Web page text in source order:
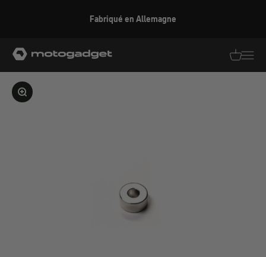
Fabriqué en Allemagne
motogadget GmbH
Agrandir l'image